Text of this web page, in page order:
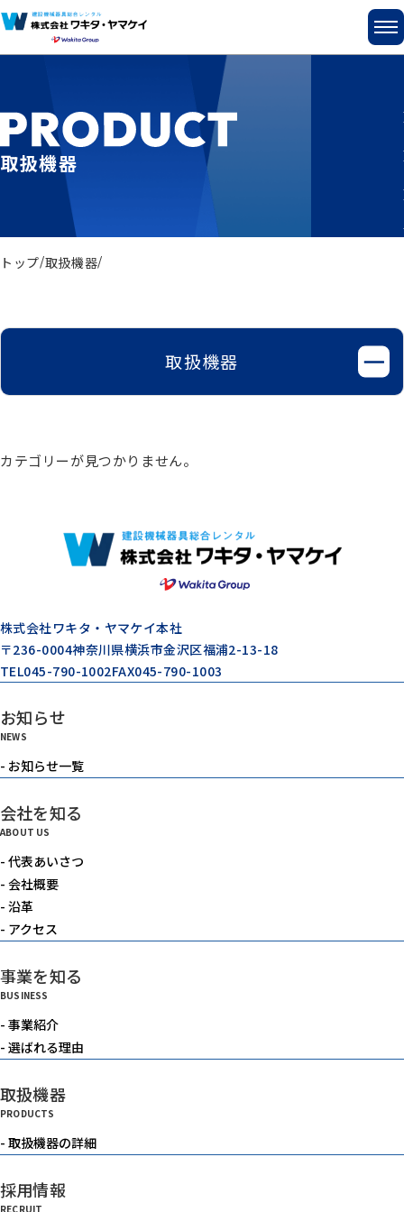
取扱機器
トップ 取扱機器
取扱機器
エアードライヤー
ゼネレータ（発電機）
モルタル注入機器
電動機器
送風機・集塵機・掃除機
水中ポンプ
重機
ベルトコンベアー
カテゴリーが見つかりません。
株式会社ワキタ・ヤマケイ本社
〒236-0004神奈川県横浜市金沢区福浦2-13-18
TEL045-790-1002FAX045-790-1003
お知らせ
NEWS
- お知らせ一覧
会社を知る
ABOUT US
- 代表あいさつ
- 会社概要
- 沿革
- アクセス
事業を知る
BUSINESS
- 事業紹介
- 選ばれる理由
取扱機器
PRODUCTS
- 取扱機器の詳細
採用情報
RECRUIT